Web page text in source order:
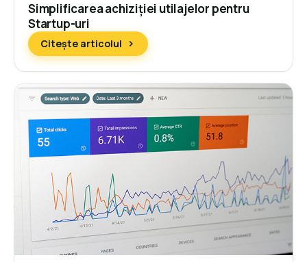
Simplificarea achiziției utilajelor pentru
Startup-uri
Citește articolul